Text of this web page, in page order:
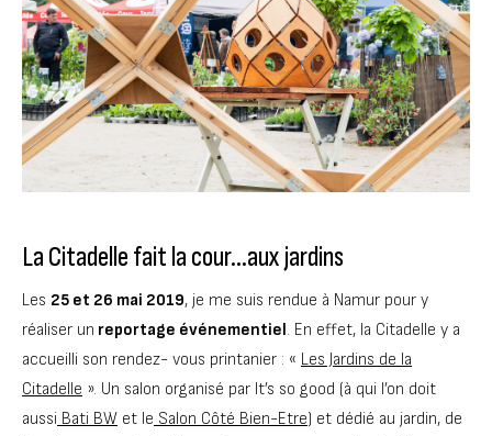
La Citadelle fait la cour…aux jardins
Les 25 et 26 mai 2019, je me suis rendue à Namur pour y
réaliser un reportage événementiel. En effet, la Citadelle y a
accueilli son rendez- vous printanier : « Les Jardins de la
Citadelle ». Un salon organisé par It’s so good (à qui l’on doit
aussi Bati BW et le Salon Côté Bien-Etre) et dédié au jardin, de